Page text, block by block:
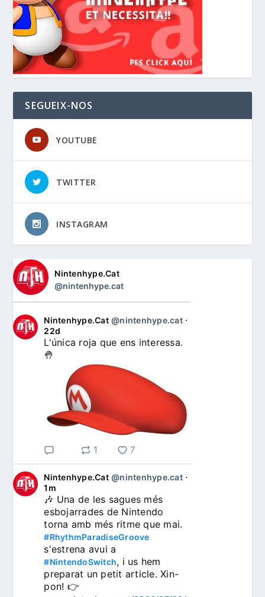
SEGUEIX-NOS
YOUTUBE
TWITTER
INSTAGRAM
Nintenhype.Cat
@nintenhype.cat
Nintenhype.Cat @nintenhype.cat⋅
22d
L'única roja que ens interessa.
🤚
1 7
Nintenhype.Cat @nintenhype.cat⋅
1m
🎶 Una de les sagues més
esbojarrades de Nintendo
#RhythmParadiseGroove
#NintendoSwitch, i us hem
preparat un petit article. Xin-